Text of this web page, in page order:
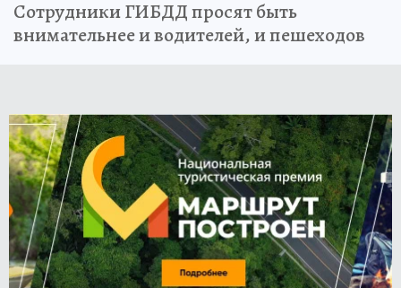
Сотрудники ГИБДД просят быть
внимательнее и водителей, и пешеходов